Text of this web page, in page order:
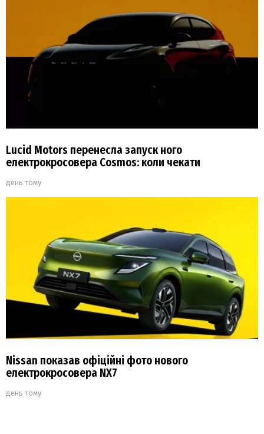
Lucid Motors перенесла запуск ного
електрокросовера Cosmos: коли чекати
день тому
Nissan показав офіційні фото нового
електрокросовера NX7
день тому